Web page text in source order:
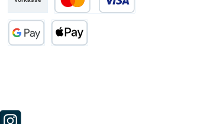
Kredit- oder Debitkarte